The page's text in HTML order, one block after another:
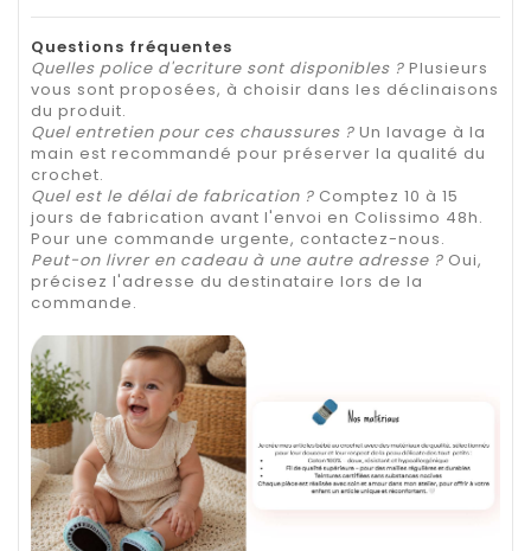
Questions fréquentes
Quelles police d'ecriture sont disponibles ? Plusieurs
vous sont proposées, à choisir dans les déclinaisons
du produit.
Quel entretien pour ces chaussures ? Un lavage à la
main est recommandé pour préserver la qualité du
crochet.
Quel est le délai de fabrication ? Comptez 10 à 15
jours de fabrication avant l'envoi en Colissimo 48h.
Pour une commande urgente, contactez-nous.
Peut-on livrer en cadeau à une autre adresse ? Oui,
précisez l'adresse du destinataire lors de la
commande.